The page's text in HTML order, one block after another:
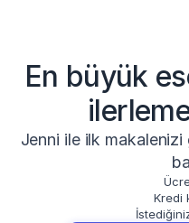
En büyük
Jenni ile ilk makalenizi
Kredi